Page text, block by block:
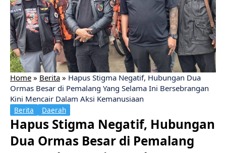
Home » Berita » Hapus Stigma Negatif, Hubungan Dua
Ormas Besar di Pemalang Yang Selama Ini Bersebrangan
Kini Mencair Dalam Aksi Kemanusiaan
Berita Daerah
Hapus Stigma Negatif, Hubungan
Dua Ormas Besar di Pemalang